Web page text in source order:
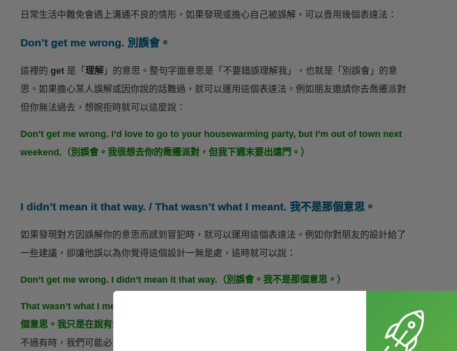
日常生活中難免會遇上溝通不良的情形，如果發現或擔心自己被誤解，可以善用幾個表達法：
Don’t get me wrong. 別誤會。
這裡的 get 是「 理解 」的意思。整句字面意思是「不要錯誤理解我」，也就是「別誤會」的意
思。如果擔心某人誤解或因你說的話難過，就可以運用這個表達法。例如朋友邀請你去喬遷派對
但你無法過去，想婉拒時就可以這麼說：
Don’t get me wrong. I’d love to go to your housewarming party, but I’m out of town next
weekend.（別誤會。我很想去你的喬遷派對，但我下週末要出遠門。）
I didn’t mean it that way. / That wasn’t what I meant. 我不是那個意思。
如果發現對方因誤解你的意思而感到冒犯時，就可以運用這個表達法。例如你對朋友的設計給了
一些建議，卻讓他誤以為你覺得這個設計一無是處，這時就可以說：
Don’t get me wrong. I didn’t mean it that way.（別誤會。我不是那個意思。）
That wasn’t what I meant. I was just saying that there’s room for improvement.（我不是那
個意思。我只是在說有進步的空間。）
不過有時，我們可能必須坦白說出比較直接或讓人難受的話，這時候就可以運用一些表達法事先